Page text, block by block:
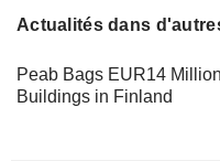
Actualités dans
Peab Bags EUR14
Buildings in Finland